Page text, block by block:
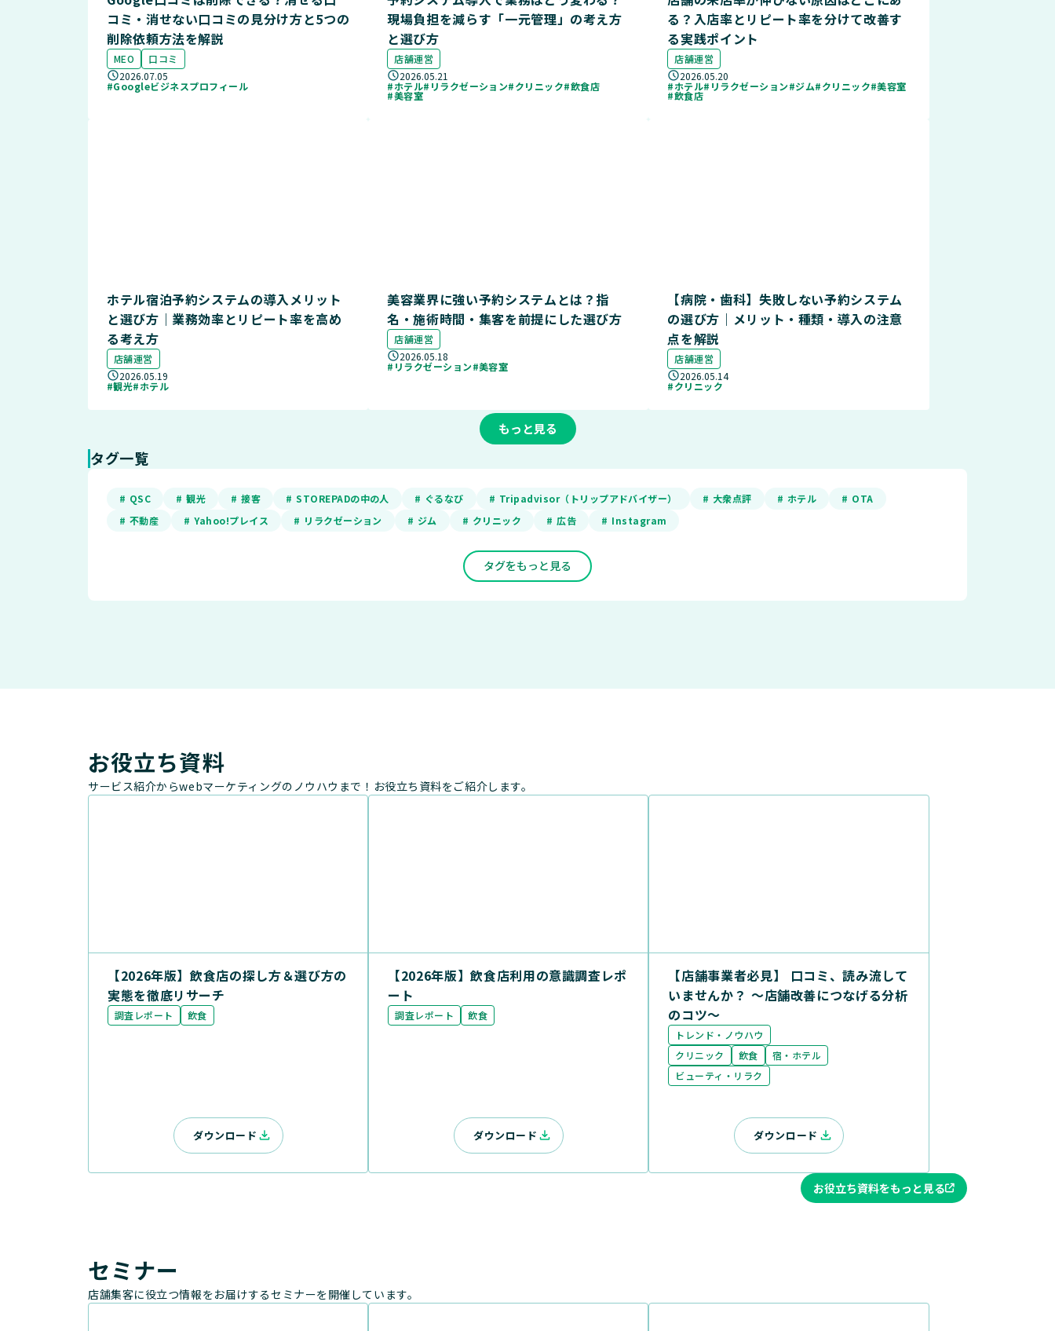
コミ・消せない口コミの見分け方と5つの
削除依頼方法を解説
MEO
口コミ
2026.07.05
#Googleビジネスプロフィール
現場負担を減らす「一元管理」の考え方
と選び方
店舗運営
2026.05.21
#ホテル#リラクゼーション#クリニック#飲食店
#美容室
る？入店率とリピート率を分けて改善す
る実践ポイント
店舗運営
2026.05.20
#ホテル#リラクゼーション#ジム#クリニック#美容室
#飲食店
ホテル宿泊予約システムの導入メリット
と選び方｜業務効率とリピート率を高め
る考え方
店舗運営
2026.05.19
#観光#ホテル
美容業界に強い予約システムとは？指
名・施術時間・集客を前提にした選び方
店舗運営
2026.05.18
#リラクゼーション#美容室
【病院・歯科】失敗しない予約システム
の選び方｜メリット・種類・導入の注意
点を解説
店舗運営
2026.05.14
#クリニック
もっと見る
タグ一覧
# QSC # 観光 # 接客 # STOREPADの中の人 # ぐるなび # Tripadvisor（トリップアドバイザー） # 大衆点評 # ホテル
# OTA
# 不動産
# Yahoo!プレイス # リラクゼーション # ジム # クリニック # 広告 # Instagram
タグをもっと見る
お役立ち資料
サービス紹介からwebマーケティングのノウハウまで！お役立ち資料をご紹介します。
【2026年版】飲食店の探し方＆選び方の
実態を徹底リサーチ
調査レポート 飲食
ダウンロード
【2026年版】飲食店利用の意識調査レポ
ート
調査レポート 飲食
ダウンロード
【店舗事業者必見】 口コミ、読み流して
いませんか？ ～店舗改善につなげる分析
のコツ～
トレンド・ノウハウ
クリニック
飲食
宿・ホテル
ビューティ・リラク
ダウンロード
お役立ち資料をもっと見る
セミナー
店舗集客に役立つ情報をお届けするセミナーを開催しています。